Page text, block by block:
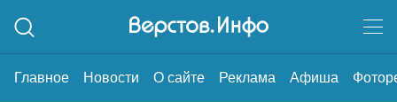
Главное Новости О сайте Реклама Афиша